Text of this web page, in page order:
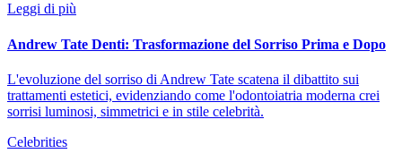
Leggi di più
Andrew Tate Denti: Trasformazione del Sorriso Prima e Dopo
L'evoluzione del sorriso di Andrew Tate scatena il dibattito sui
trattamenti estetici, evidenziando come l'odontoiatria moderna crei
sorrisi luminosi, simmetrici e in stile celebrità.
Celebrities